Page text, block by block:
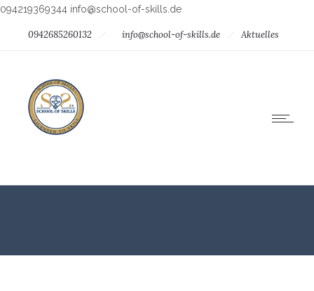
094219369344 info@school-of-skills.de
0942685260132 info@school-of-skills.de Aktuelles